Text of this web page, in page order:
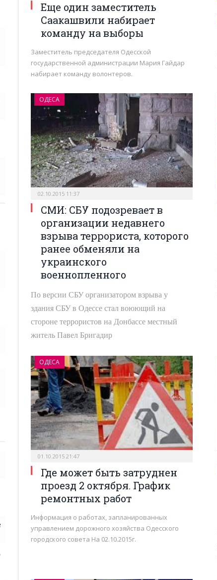
Еще один заместитель
Саакашвили набирает
команду на выборы
Заместитель председателя Одесской
государственной администрации Мария Гайдар
набирает команду волонтеров.
ОДЕСА
02.10.2015 11:37
СМИ: СБУ подозревает в
организации недавнего
взрыва террориста, которого
ранее обменяли на
украинского
военнопленного
По версии СБУ организатором взрыва у
здания СБУ в Одессе стал воюющий на
стороне террористов на Донбассе местный
житель Павел Бригадир
ОДЕСА
01.10.2015 21:47
Где может быть затруднен
проезд 2 октября. График
ремонтных работ
Информация о работах, запланированных
управлением дорожного хозяйства Одесского
городского совета На 02.10.2015г.